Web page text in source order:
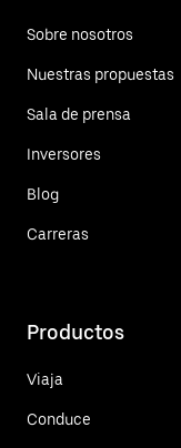
Sobre nosotros
Nuestras propuestas
Sala de prensa
Inversores
Blog
Carreras
Productos
Viaja
Conduce